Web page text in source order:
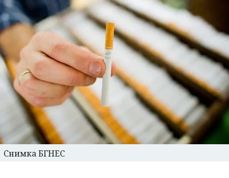
Снимка БГНЕС